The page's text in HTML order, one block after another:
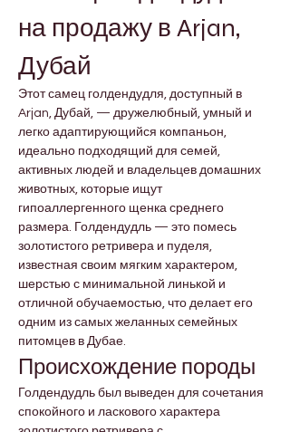
на продажу в Arjan,
Дубай
Этот самец голдендудля, доступный в
Arjan, Дубай, — дружелюбный, умный и
легко адаптирующийся компаньон,
идеально подходящий для семей,
активных людей и владельцев домашних
животных, которые ищут
гипоаллергенного щенка среднего
размера. Голдендудль — это помесь
золотистого ретривера и пуделя,
известная своим мягким характером,
шерстью с минимальной линькой и
отличной обучаемостью, что делает его
одним из самых желанных семейных
питомцев в Дубае.
Происхождение породы
Голдендудль был выведен для сочетания
спокойного и ласкового характера